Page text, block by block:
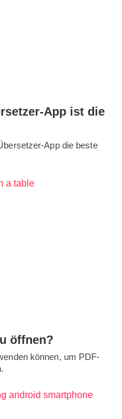
App ist die
App die beste
öffnen?
können, um PDF-